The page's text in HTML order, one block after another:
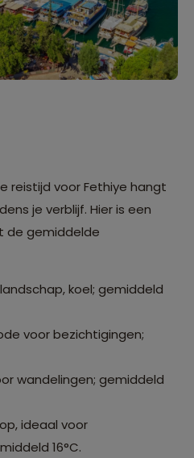
reistijd voor Fethiye hangt
je verblijf. Hier is een
de gemiddelde
koel; gemiddeld
voor bezichtigingen;
wandelingen; gemiddeld
ideaal voor
16°C.